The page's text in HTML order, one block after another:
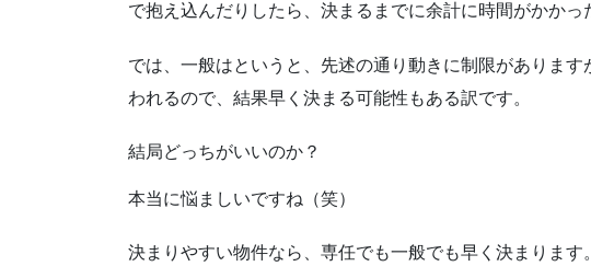
で抱え込んだりしたら、決まるまでに余計に時間がかかっ
では、一般はというと、先述の通り動きに制限がありま
われるので、結果早く決まる可能性もある訳です。
結局どっちがいいのか？
本当に悩ましいですね（笑）
決まりやすい物件なら、専任でも一般でも早く決まります。